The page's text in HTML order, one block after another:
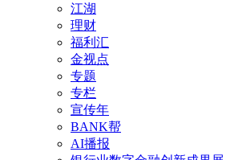
江湖
理财
福利汇
金视点
专题
专栏
宣传年
BANK帮
AI播报